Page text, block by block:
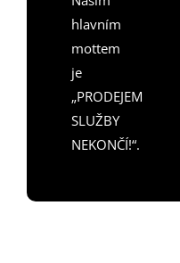
hlavním
mottem
je
„PRODEJEM
SLUŽBY
NEKONČÍ!“.